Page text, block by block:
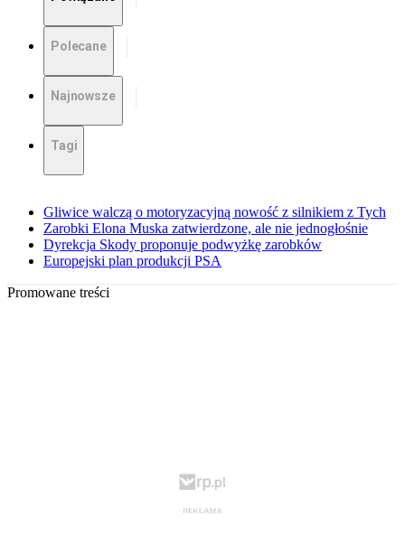
Polecane
Najnowsze
Tagi
Gliwice walczą o motoryzacyjną nowość z silnikiem z Tych
Zarobki Elona Muska zatwierdzone, ale nie jednogłośnie
Dyrekcja Skody proponuje podwyżkę zarobków
Europejski plan produkcji PSA
Promowane treści